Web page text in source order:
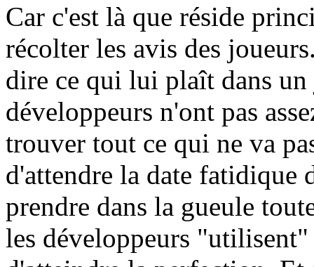
Car c'est là que réside
récolter les avis des
dire ce qui lui plaît dans un
développeurs n'ont pas
trouver tout ce qui ne va
d'attendre la date fatidique
prendre dans la gueule
les développeurs